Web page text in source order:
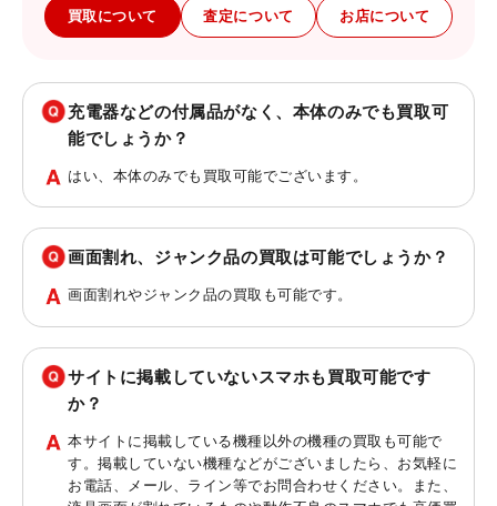
買取について 査定について お店について
充電器などの付属品がなく、本体のみでも買取可
能でしょうか？
はい、本体のみでも買取可能でございます。
画面割れ、ジャンク品の買取は可能でしょうか？
画面割れやジャンク品の買取も可能です。
サイトに掲載していないスマホも買取可能です
か？
本サイトに掲載している機種以外の機種の買取も可能で
す。掲載していない機種などがございましたら、お気軽に
お電話、メール、ライン等でお問合わせください。また、